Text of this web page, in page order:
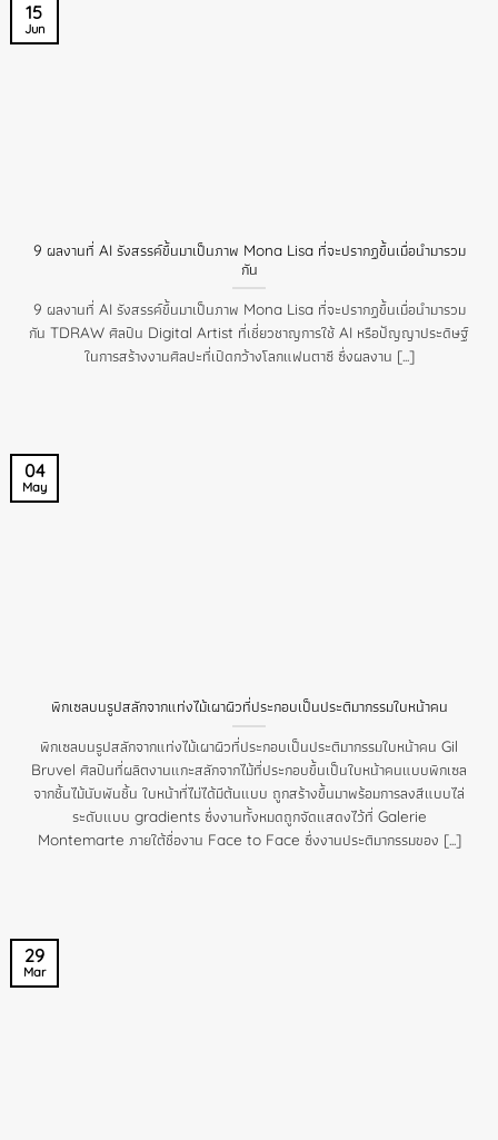
9 ผลงานที่ AI รังสรรค์ขึ้นมาเป็นภาพ Mona Lisa ที่จะปรากฏขึ้นเมื่อนำมารวม
กัน
9 ผลงานที่ AI รังสรรค์ขึ้นมาเป็นภาพ Mona Lisa ที่จะปรากฏขึ้นเมื่อนำมารวม
กัน TDRAW ศิลปิน Digital Artist ที่เชี่ยวชาญการใช้ AI หรือปัญญาประดิษฐ์
ในการสร้างงานศิลปะที่เปิดกว้างโลกแฟนตาซี ซึ่งผลงาน [...]
15
Jun
พิกเซลบนรูปสลักจากแท่งไม้เผาผิวที่ประกอบเป็นประติมากรรมใบหน้าคน
พิกเซลบนรูปสลักจากแท่งไม้เผาผิวที่ประกอบเป็นประติมากรรมใบหน้าคน Gil
Bruvel ศิลปินที่ผลิตงานแกะสลักจากไม้ที่ประกอบขึ้นเป็นใบหน้าคนแบบพิกเซล
จากชิ้นไม้นับพันชิ้น ใบหน้าที่ไม่ได้มีต้นแบบ ถูกสร้างขึ้นมาพร้อมการลงสีแบบไล่
ระดับแบบ gradients ซึ่งงานทั้งหมดถูกจัดแสดงไว้ที่ Galerie
Montemarte ภายใต้ชื่องาน Face to Face ซึ่งงานประติมากรรมของ [...]
04
May
29
Mar